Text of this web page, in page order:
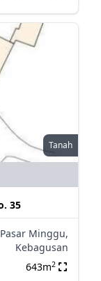
Tanah
35
Pasar Minggu,
Kebagusan
643m2